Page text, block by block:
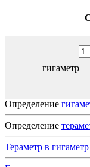
гигаметр
Определение
Определение
Тераметр в гигаметр